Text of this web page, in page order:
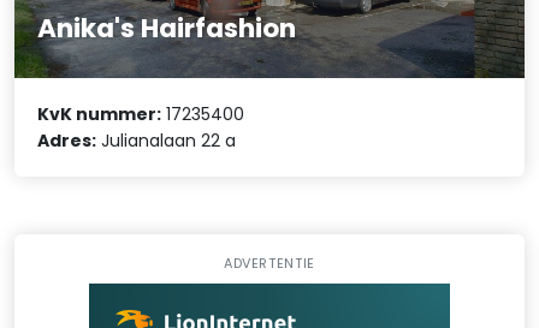
Anika's Hairfashion
KvK nummer: 17235400
Adres: Julianalaan 22 a
ADVERTENTIE